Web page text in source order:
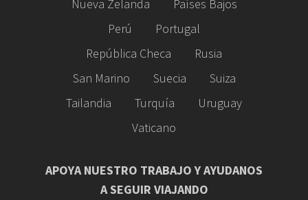
Nueva Zelanda
Países Bajos
Perú
Portugal
República Checa
Rusia
San Marino
Suecia
Suiza
Tailandia
Turquía
Uruguay
Vaticano
APOYA NUESTRO TRABAJO Y AYUDANOS
A SEGUIR VIAJANDO